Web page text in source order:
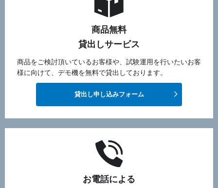
商品無料
貸出しサービス
商品をご検討頂いているお客様や、試験運用を行いたいお客
様に向けて、デモ機を無料で貸出しております。
貸出し申し込みフォーム
お電話による